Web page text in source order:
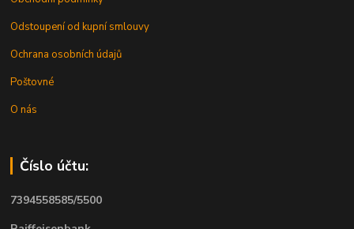
Odstoupení od kupní smlouvy
Ochrana osobních údajů
Poštovné
O nás
Číslo účtu:
7394558585/5500